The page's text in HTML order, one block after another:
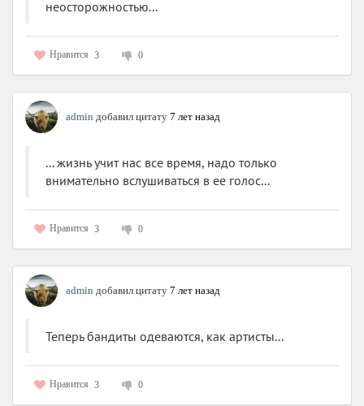
неосторожностью...
Нравится 3 0
admin добавил цитату 7 лет назад
... жизнь учит нас все время, надо только
внимательно вслушиваться в ее голос...
Нравится 3 0
admin добавил цитату 7 лет назад
Теперь бандиты одеваются, как артисты...
Нравится 3 0